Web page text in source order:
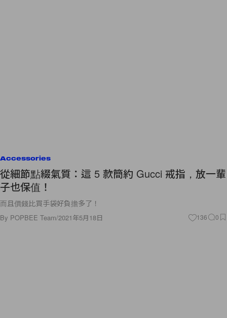
Accessories
從細節點綴氣質：這 5 款簡約 Gucci 戒指，放一輩
子也保值！
而且價錢比買手袋好負擔多了！
By POPBEE Team/2021年5月18日 136 0